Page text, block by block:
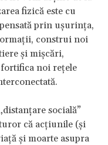
fizică este cu
prin ușurința,
construi noi
și mișcări,
noi rețele
socială”
că acțiunile (și
și moarte asupra